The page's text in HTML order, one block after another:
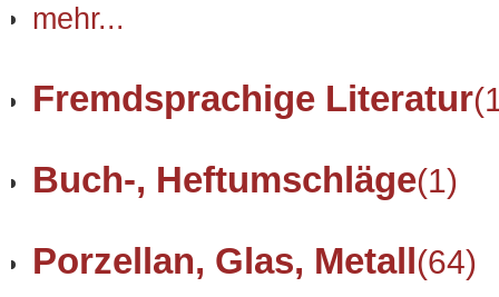
mehr...
Fremdsprachige Literatur
Buch-, Heftumschläge(1)
Porzellan, Glas, Metall(64)